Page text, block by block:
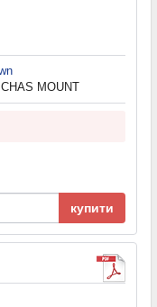
MOUNT
купити